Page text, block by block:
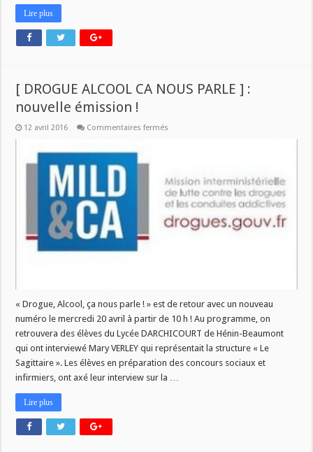
Lire plus
[ DROGUE ALCOOL CA NOUS PARLE ] :
nouvelle émission !
12 avril 2016 Commentaires fermés
PARLE
]
:
nouvelle
émission
!
« Drogue, Alcool, ça nous parle ! » est de retour avec un nouveau
numéro le mercredi 20 avril à partir de 10 h ! Au programme, on
retrouvera des élèves du Lycée DARCHICOURT de Hénin-Beaumont
qui ont interviewé Mary VERLEY qui représentait la structure « Le
Sagittaire ». Les élèves en préparation des concours sociaux et
infirmiers, ont axé leur interview sur la …
Lire plus